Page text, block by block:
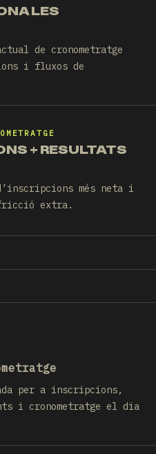
LES
de cronometratge
i fluxos de
+ RESULTATS
més neta i
extra.
per a inscripcions,
i cronometratge el dia